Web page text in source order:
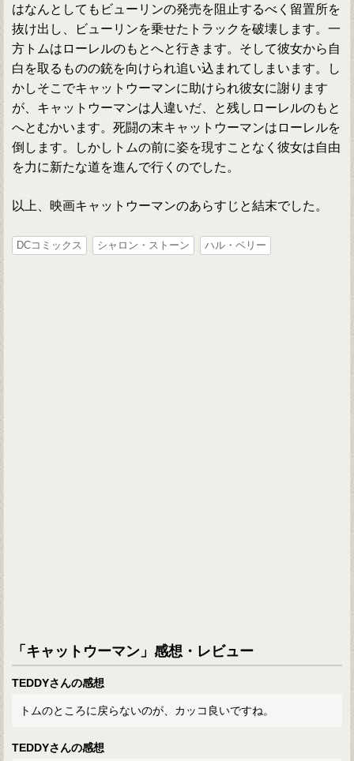
はなんとしてもビューリンの発売を阻止するべく留置所を
抜け出し、ビューリンを乗せたトラックを破壊します。一
方トムはローレルのもとへと行きます。そして彼女から自
白を取るものの銃を向けられ追い込まれてしまいます。し
かしそこでキャットウーマンに助けられ彼女に謝ります
が、キャットウーマンは人違いだ、と残しローレルのもと
へとむかいます。死闘の末キャットウーマンはローレルを
倒します。しかしトムの前に姿を現すことなく彼女は自由
を力に新たな道を進んで行くのでした。
以上、映画キャットウーマンのあらすじと結末でした。
DCコミックス シャロン・ストーン ハル・ベリー
「キャットウーマン」感想・レビュー
TEDDYさんの感想
トムのところに戻らないのが、カッコ良いですね。
TEDDYさんの感想